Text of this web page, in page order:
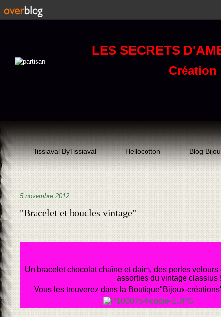
LES SECRETS
Création
Tissiaval ByTissiaval Hellocotton Blog
5 novembre 2012
"Bracelet et boucles vintage"
Un bracelet chocolat chaîne et daim, des perles
assorties du vintage classius !
Vous les trouverez dans la Boutique"Bijoux-